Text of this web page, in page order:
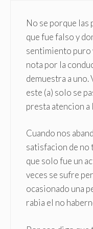
No se porque las
que fue falso y
sentimiento puro
nota por la
demuestra a uno.
este (a) solo se
presta atencion a
Cuando nos
satisfacion de no
que solo fue un
veces se sufre
ocasionado una
rabia el no